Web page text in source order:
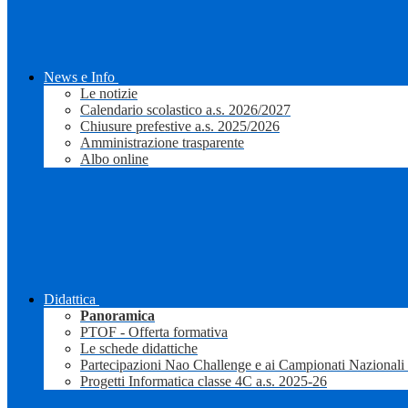
News e Info
Le notizie
Calendario scolastico a.s. 2026/2027
Chiusure prefestive a.s. 2025/2026
Amministrazione trasparente
Albo online
Didattica
Panoramica
PTOF - Offerta formativa
Le schede didattiche
Partecipazioni Nao Challenge e ai Campionati
Progetti Informatica classe 4C a.s. 2025-26